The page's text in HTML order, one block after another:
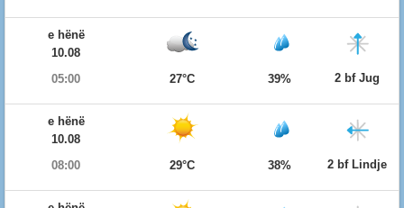
e hënë
10.08
05:00
27°C 39% 2 bf Jug
e hënë
10.08
08:00
29°C 38% 2 bf Lindje